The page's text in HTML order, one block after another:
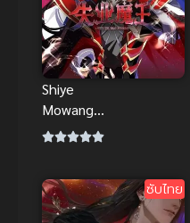
Shiye
Mowang
(The Demon
ราชาปีศาจผู้
ว่างงาน
ซับไทย